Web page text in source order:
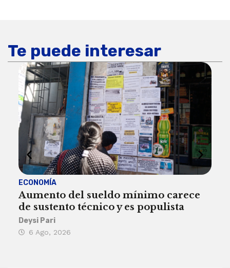
Te puede interesar
ECONOMÍA
Aumento del sueldo mínimo carece
de sustento técnico y es populista
Deysi Pari
6 Ago, 2026